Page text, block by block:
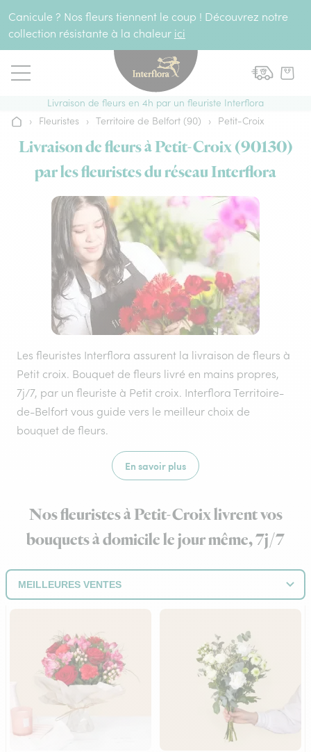
Canicule ? Nos fleurs tiennent le coup ! Découvrez notre
collection résistante à la chaleur ici
Livraison de fleurs en 4h par un fleuriste Interflora
Accueil
› Fleuristes › Territoire de Belfort (90) › Petit-Croix
Livraison de fleurs à Petit-Croix (90130)
par les fleuristes du réseau Interflora
Les fleuristes Interflora assurent la livraison de fleurs à
Petit croix. Bouquet de fleurs livré en mains propres,
7j/7, par un fleuriste à Petit croix. Interflora Territoire-
de-Belfort vous guide vers le meilleur choix de
bouquet de fleurs.
En savoir plus
Nos fleuristes à Petit-Croix livrent vos
bouquets à domicile le jour même, 7j/7